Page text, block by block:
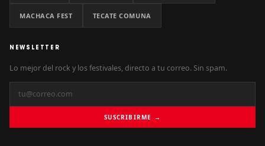
MACHACA FEST TECATE COMUNA
NEWSLETTER
Lo mejor del rock y los festivales, directo a tu correo. Sin spam.
SUSCRIBIRME →